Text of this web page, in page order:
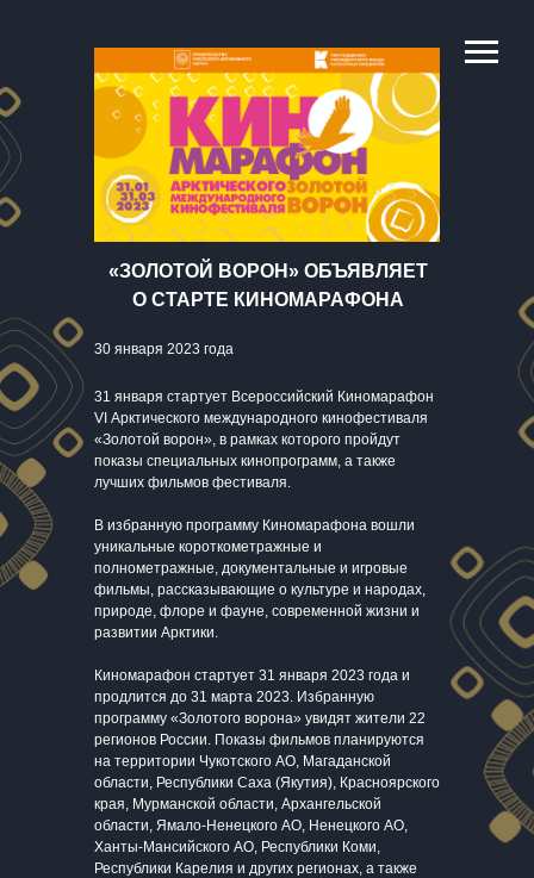
«ЗОЛОТОЙ ВОРОН» ОБЪЯВЛЯЕТ
О СТАРТЕ КИНОМАРАФОНА
31 января стартует Всероссийский Киномарафон
VI Арктического международного кинофестиваля
«Золотой ворон», в рамках которого пройдут
показы специальных кинопрограмм, а также
лучших фильмов фестиваля.
В избранную программу Киномарафона вошли
уникальные короткометражные и
полнометражные, документальные и игровые
фильмы, рассказывающие о культуре и народах,
природе, флоре и фауне, современной жизни и
развитии Арктики.
Киномарафон стартует 31 января 2023 года и
продлится до 31 марта 2023. Избранную
программу «Золотого ворона» увидят жители 22
регионов России. Показы фильмов планируются
на территории Чукотского АО, Магаданской
области, Республики Саха (Якутия), Красноярского
края, Мурманской области, Архангельской
области, Ямало-Ненецкого АО, Ненецкого АО,
Ханты-Мансийского АО, Республики Коми,
Республики Карелия и других регионах, а также
30 января 2023 года